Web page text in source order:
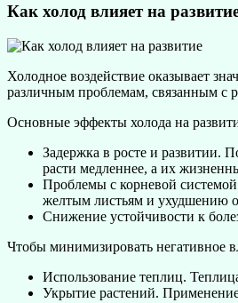
Как холод влияет на
Холодное воздействие оказывает
различным проблемам, связанным с
Основные эффекты холода на
Задержка в росте и развитии.
расти медленнее, а их
Проблемы с корневой
желтым листьям и ухудшению
Снижение устойчивости к
Чтобы минимизировать негативное
Использование теплиц.
Укрытие растений.